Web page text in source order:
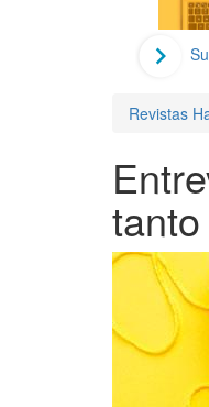
Revistas
tanto